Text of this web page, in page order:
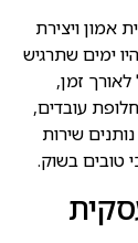
אמון ויצירת
ימים שתרגיש
זמן,
עובדים,
שירות
טובים בשוק.